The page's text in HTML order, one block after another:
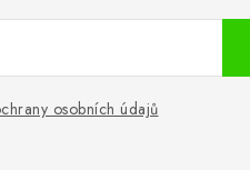
osobních údajů